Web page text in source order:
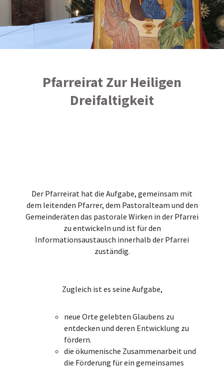
Pfarreirat Zur Heiligen
Dreifaltigkeit
Der Pfarreirat hat die Aufgabe, gemeinsam mit
dem leitenden Pfarrer, dem Pastoralteam und den
Gemeinderäten das pastorale Wirken in der Pfarrei
zu entwickeln und ist für den
Informationsaustausch innerhalb der Pfarrei
zuständig.
Zugleich ist es seine Aufgabe,
neue Orte gelebten Glaubens zu
entdecken und deren Entwicklung zu
fördern.
die ökumenische Zusammenarbeit und
die Förderung für ein gemeinsames